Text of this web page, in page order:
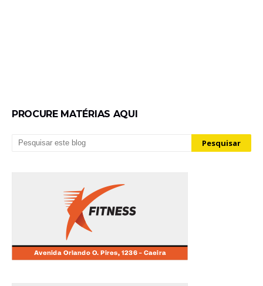
PROCURE MATÉRIAS AQUI